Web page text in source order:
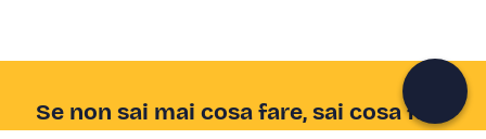
Se non sai mai cosa fare, sai cosa fare